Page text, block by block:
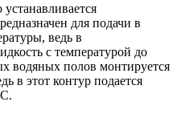
для подачи в
ведь в
с температурой до
водяных полов монтируется
в этот контур подается